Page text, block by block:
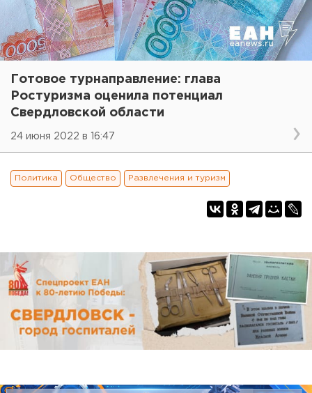
Готовое турнаправление: глава
Ростуризма оценила потенциал
Свердловской области
24 июня 2022 в 16:47
Политика Общество Развлечения и туризм